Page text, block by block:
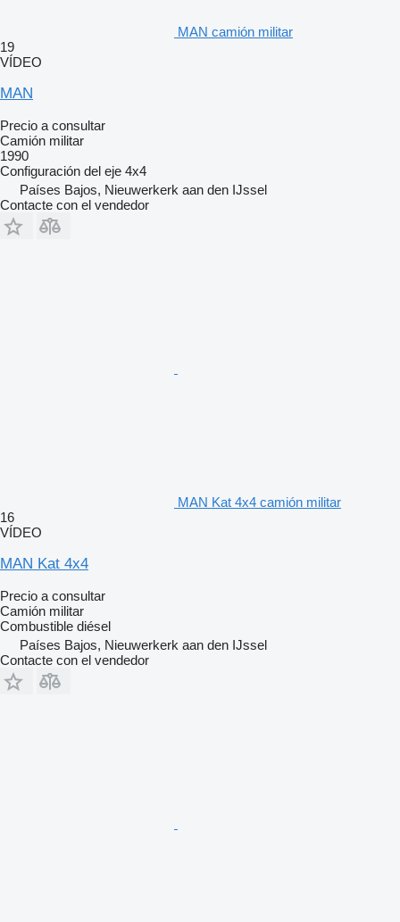
MAN camión militar
19
VÍDEO
MAN
Precio a consultar
Camión militar
1990
Configuración del eje 4x4
Países Bajos, Nieuwerkerk aan den IJssel
Contacte con el vendedor
MAN Kat 4x4 camión militar
16
VÍDEO
MAN Kat 4x4
Precio a consultar
Camión militar
Combustible diésel
Países Bajos, Nieuwerkerk aan den IJssel
Contacte con el vendedor